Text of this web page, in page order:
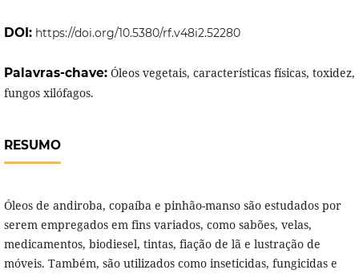
DOI: https://doi.org/10.5380/rf.v48i2.52280
Palavras-chave: Óleos vegetais, características físicas, toxidez,
fungos xilófagos.
RESUMO
Óleos de andiroba, copaíba e pinhão-manso são estudados por
serem empregados em fins variados, como sabões, velas,
medicamentos, biodiesel, tintas, fiação de lã e lustração de
móveis. Também, são utilizados como inseticidas, fungicidas e